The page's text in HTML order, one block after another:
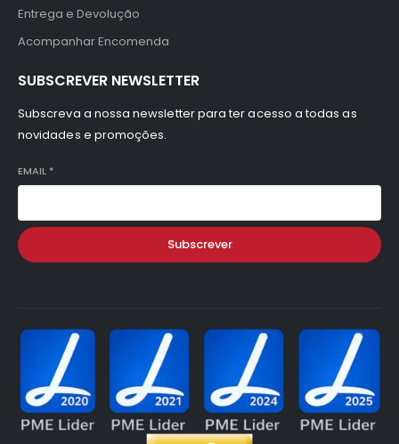
Entrega e Devolução
Acompanhar Encomenda
SUBSCREVER NEWSLETTER
Subscreva a nossa newsletter para ter acesso a todas as
novidades e promoções.
EMAIL *
Subscrever